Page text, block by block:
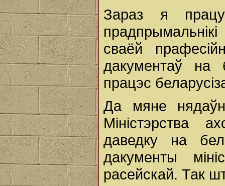
Зараз я
сваёй
дакументаў на
працэс
Да мяне
Міністэрства
даведку на
дакументы
расейскай. Так